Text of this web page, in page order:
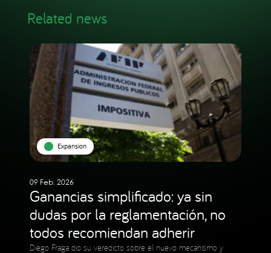
Related news
Expansion
09 Feb. 2026
Ganancias simplificado: ya sin
dudas por la reglamentación, no
todos recomiendan adherir
Diego Fraga dio su veredicto sobre el nuevo mecanismo y